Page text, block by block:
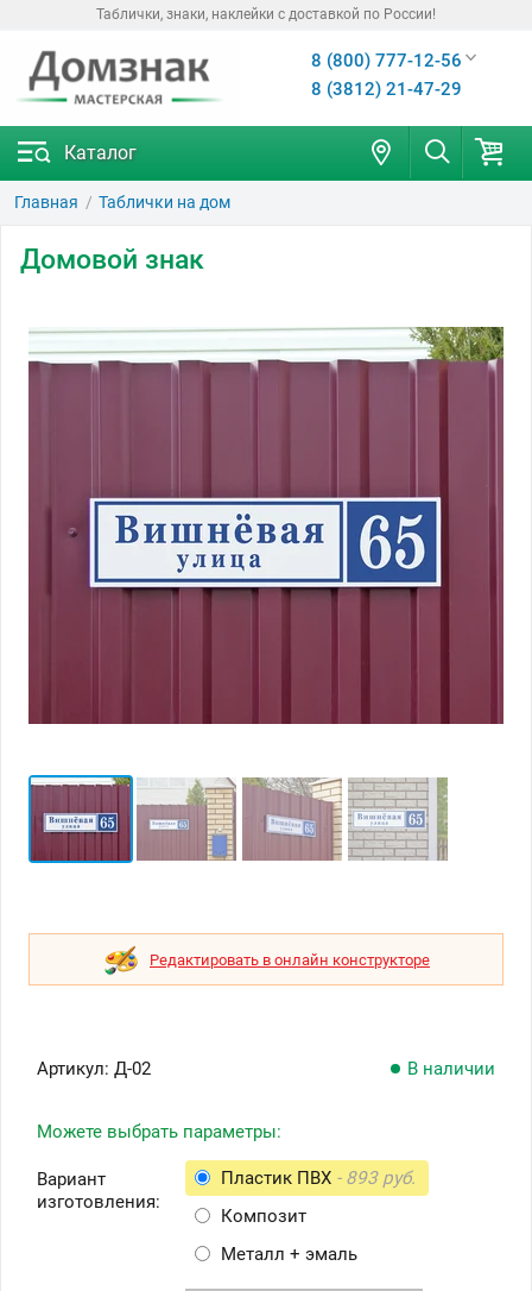
Таблички, знаки, наклейки с доставкой по России!
8 (800) 777-12-56
8 (3812) 21-47-29
Каталог
Главная Таблички на дом
Домовой знак
Редактировать в онлайн конструкторе
Артикул: Д-02 В наличии
Можете выбрать параметры:
Вариант
изготовления:
Пластик ПВХ - 893 руб.
Композит
Металл + эмаль